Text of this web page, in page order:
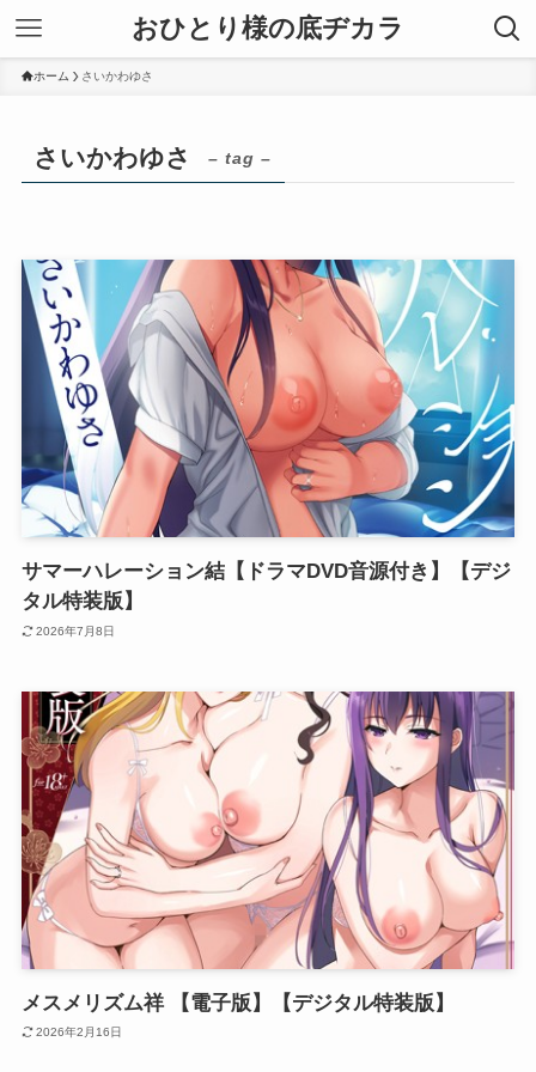
おひとり様の底ヂカラ
ホーム さいかわゆさ
さいかわゆさ – tag –
サマーハレーション結【ドラマDVD音源付き】【デジ
タル特装版】
2026年7月8日
メスメリズム祥 【電子版】【デジタル特装版】
2026年2月16日